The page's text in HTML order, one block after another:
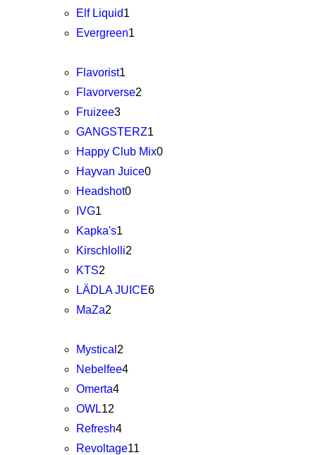
Elf Liquid1
Evergreen1
Flavorist1
Flavorverse2
Fruizee3
GANGSTERZ1
Happy Club Mix0
Hayvan Juice0
Headshot0
IVG1
Kapka's1
Kirschlolli2
KTS2
LÄDLA JUICE6
MaZa2
Mystical 2
Nebelfee4
Omerta4
OWL12
Refresh4
Revoltage11